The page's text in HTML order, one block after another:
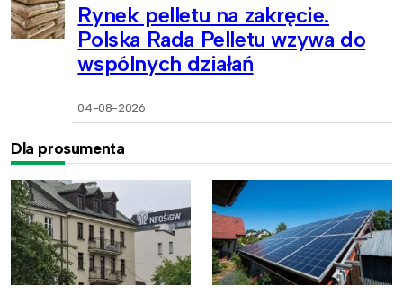
Rynek pelletu na zakręcie.
Polska Rada Pelletu wzywa do
wspólnych działań
04-08-2026
Dla prosumenta